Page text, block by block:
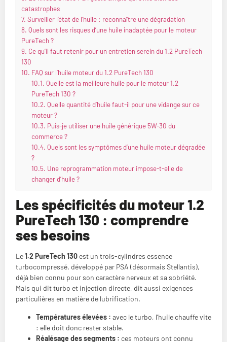
catastrophes
7. Surveiller l’état de l’huile : reconnaître une dégradation
8. Quels sont les risques d’une huile inadaptée pour le moteur
PureTech ?
9. Ce qu’il faut retenir pour un entretien serein du 1.2 PureTech
130
10. FAQ sur l’huile moteur du 1.2 PureTech 130
10.1. Quelle est la meilleure huile pour le moteur 1.2
PureTech 130 ?
10.2. Quelle quantité d’huile faut-il pour une vidange sur ce
moteur ?
10.3. Puis-je utiliser une huile générique 5W-30 du
commerce ?
10.4. Quels sont les symptômes d’une huile moteur dégradée
?
10.5. Une reprogrammation moteur impose-t-elle de
changer d’huile ?
Les spécificités du moteur 1.2
PureTech 130 : comprendre
ses besoins
Le1.2 PureTech 130 est un trois-cylindres essence
turbocompressé, développé par PSA (désormais Stellantis),
déjà bien connu pour son caractère nerveux et sa sobriété.
Mais qui dit turbo et injection directe, dit aussi exigences
particulières en matière de lubrification.
Températures élevées : avec le turbo, l’huile chauffe vite
: elle doit donc rester stable.
Réalésage des segments : ces moteurs ont connu